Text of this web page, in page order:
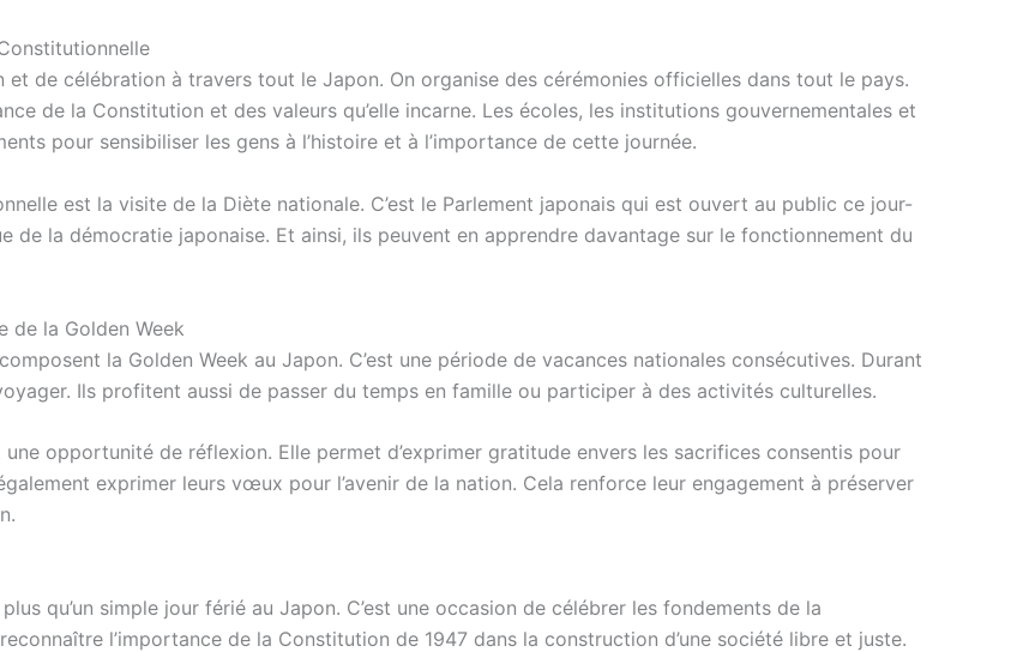
de célébration à travers tout le Japon. On organise des cérémonies officielles dans tout le pays.
de la Constitution et des valeurs qu’elle incarne. Les écoles, les institutions gouvernementales et
pour sensibiliser les gens à l’histoire et à l’importance de cette journée.
est la visite de la Diète nationale. C’est le Parlement japonais qui est ouvert au public ce jour-
de la démocratie japonaise. Et ainsi, ils peuvent en apprendre davantage sur le fonctionnement du
de la Golden Week
la Golden Week au Japon. C’est une période de vacances nationales consécutives. Durant
Ils profitent aussi de passer du temps en famille ou participer à des activités culturelles.
opportunité de réflexion. Elle permet d’exprimer gratitude envers les sacrifices consentis pour
exprimer leurs vœux pour l’avenir de la nation. Cela renforce leur engagement à préserver
qu’un simple jour férié au Japon. C’est une occasion de célébrer les fondements de la
l’importance de la Constitution de 1947 dans la construction d’une société libre et juste.